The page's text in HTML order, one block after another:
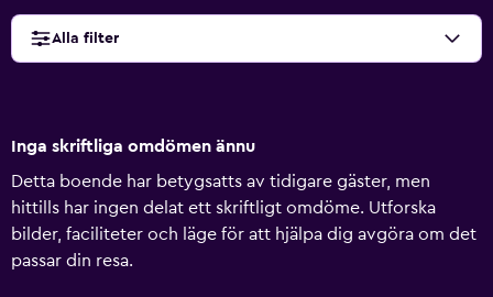
Alla filter
Inga skriftliga omdömen ännu
Detta boende har betygsatts av tidigare gäster, men
hittills har ingen delat ett skriftligt omdöme. Utforska
bilder, faciliteter och läge för att hjälpa dig avgöra om det
passar din resa.